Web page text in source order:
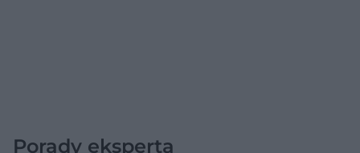
Porady eksperta